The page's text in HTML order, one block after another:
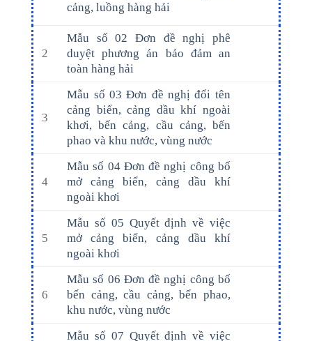
cảng, luồng hàng hải
2
Mẫu số 02 Đơn đề nghị phê
duyệt phương án bảo đảm an
toàn hàng hải
3
Mẫu số 03 Đơn đề nghị đổi tên
cảng biển, cảng dầu khí ngoài
khơi, bến cảng, cầu cảng, bến
phao và khu nước, vùng nước
4
Mẫu số 04 Đơn đề nghị công bố
mở cảng biển, cảng dầu khí
ngoài khơi
5
Mẫu số 05 Quyết định về việc
mở cảng biển, cảng dầu khí
ngoài khơi
6
Mẫu số 06 Đơn đề nghị công bố
bến cảng, cầu cảng, bến phao,
khu nước, vùng nước
Mẫu số 07 Quyết định về việc